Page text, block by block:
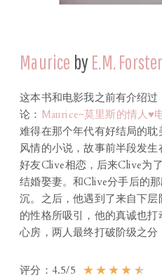
Maurice byE.M. Forster
这本书和电影我之前有介绍
论： Maurice~莫里斯的情人♥
难得在那个年代有好结局的
风情的小说，故事前半段发
好友Clive相恋，后来Clive为
结婚娶妻。和Clive分手后的
沉。之后，他遇到了来自下
的性格所吸引，他的真诚也
心房，两人最终打破阶级之分
评分：4.5/5 ★★★★ ★